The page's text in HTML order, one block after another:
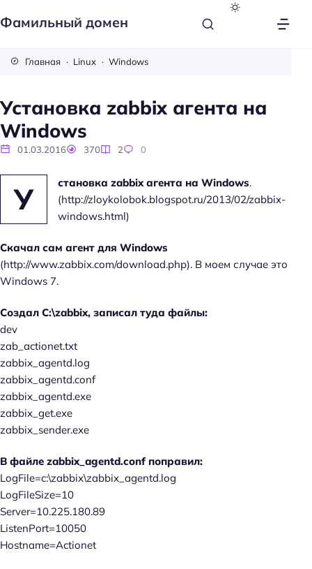
Фамильный домен
Главная Linux Windows
Установка zabbix агента на
Windows
01.03.2016 370 2 0
У становка zabbix агента на Windows.
(http://zloykolobok.blogspot.ru/2013/02/zabbix-
windows.html)
Скачал сам агент для Windows
(http://www.zabbix.com/download.php). В моем случае это
Windows 7.
Создал C:\zabbix, записал туда файлы:
dev
zab_actionet.txt
zabbix_agentd.log
zabbix_agentd.conf
zabbix_agentd.exe
zabbix_get.exe
zabbix_sender.exe
В файле zabbix_agentd.conf поправил:
LogFile=c:\zabbix\zabbix_agentd.log
LogFileSize=10
Server=10.225.180.89
ListenPort=10050
Hostname=Actionet